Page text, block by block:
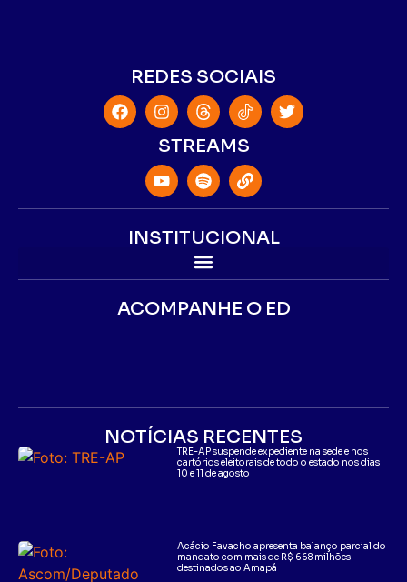
REDES SOCIAIS
STREAMS
INSTITUCIONAL
ACOMPANHE O ED
NOTÍCIAS RECENTES
TRE-AP suspende expediente na sede e nos
cartórios eleitorais de todo o estado nos dias
10 e 11 de agosto
Acácio Favacho apresenta balanço parcial do
mandato com mais de R$ 668 milhões
destinados ao Amapá